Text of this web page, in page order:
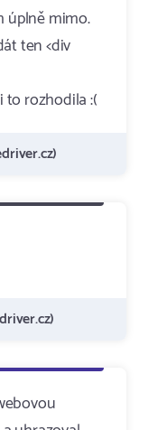
úplně mimo.
ten <div
to rozhodila :(